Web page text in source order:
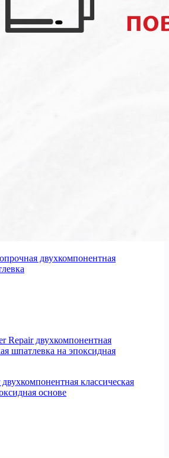
двухкомпонентная
классическая
основе